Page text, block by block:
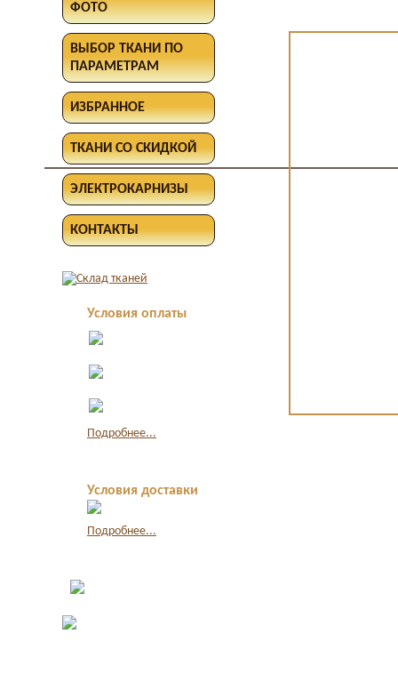
ФОТО
ВЫБОР ТКАНИ ПО
ПАРАМЕТРАМ
ИЗБРАННОЕ
ТКАНИ СО СКИДКОЙ
ЭЛЕКТРОКАРНИЗЫ
КОНТАКТЫ
Условия оплаты
Подробнее...
Условия доставки
Подробнее...